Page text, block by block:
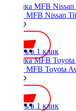
Рамка MFB Nissan
2200 ₽
Купить в 1 клик
Рамка MFB Toyota
2000 ₽
Купить в 1 клик